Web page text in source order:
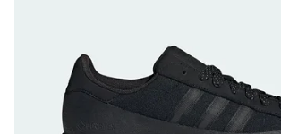
防水鞋推薦 10. PUMA
GORE-TEX：氮氣中底注入，回
全天候越野跑鞋